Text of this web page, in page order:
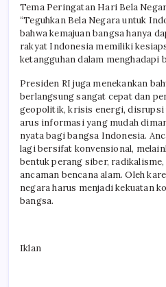
Tema Peringatan Hari Bela
“Teguhkan Bela Negara untuk
bahwa kemajuan bangsa hanya
rakyat Indonesia memiliki
ketangguhan dalam menghadapi
Presiden RI juga menekankan
berlangsung sangat cepat dan
geopolitik, krisis energi,
arus informasi yang mudah
nyata bagi bangsa Indonesia.
lagi bersifat konvensional,
bentuk perang siber,
ancaman bencana alam. Oleh
negara harus menjadi kekuatan
bangsa.
Iklan